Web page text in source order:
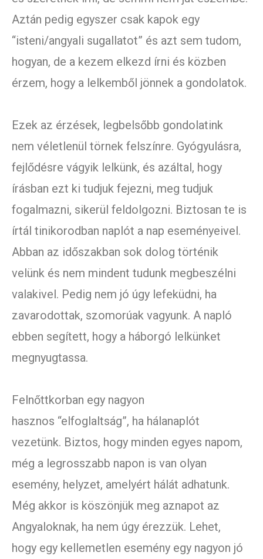
Aztán pedig egyszer csak kapok egy
“isteni/angyali sugallatot” és azt sem tudom,
hogyan, de a kezem elkezd írni és közben
érzem, hogy a lelkemből jönnek a gondolatok.
Ezek az érzések, legbelsőbb gondolatink
nem véletlenül törnek felszínre. Gyógyulásra,
fejlődésre vágyik lelkünk, és azáltal, hogy
írásban ezt ki tudjuk fejezni, meg tudjuk
fogalmazni, sikerül feldolgozni. Biztosan te is
írtál tinikorodban naplót a nap eseményeivel.
Abban az időszakban sok dolog történik
velünk és nem mindent tudunk megbeszélni
valakivel. Pedig nem jó úgy lefeküdni, ha
zavarodottak, szomorúak vagyunk. A napló
ebben segített, hogy a háborgó lelkünket
megnyugtassa.
Felnőttkorban egy nagyon
hasznos “elfoglaltság”, ha hálanaplót
vezetünk. Biztos, hogy minden egyes napom,
még a legrosszabb napon is van olyan
esemény, helyzet, amelyért hálát adhatunk.
Még akkor is köszönjük meg aznapot az
Angyaloknak, ha nem úgy érezzük. Lehet,
hogy egy kellemetlen esemény egy nagyon jó